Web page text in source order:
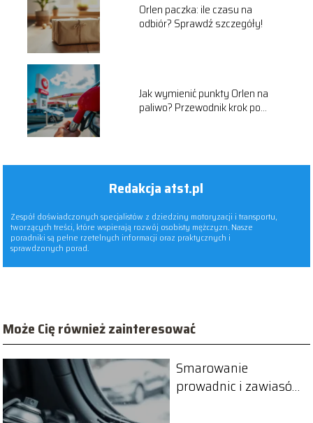
Orlen paczka: ile czasu na
odbiór? Sprawdź szczegóły!
Jak wymienić punkty Orlen na
paliwo? Przewodnik krok po
Redakcja atst.pl
Zespół doświadczonych specjalistów z dziedziny motoryzacji i transportu,
tworzących treści, które wspierają rozwój osobisty mężczyzn. Nasze
poradniki są pełne rzetelnych informacji oraz praktycznych i
sprawdzonych porad.
Może Cię również zainteresować
Smarowanie
prowadnic i zawiasów